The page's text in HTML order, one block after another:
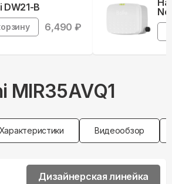
DW21-B
6,490 ₽
MIR35AVQ1
Характеристики Видеообзор
Дизайнерская линейка